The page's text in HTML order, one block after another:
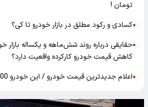
تومان !
●کسادی و رکود مطلق در بازار خودرو تا کی؟
●حقایقی درباره روند شش‌ماهه و یکساله
کاهش قیمت خودرو‌ کارکرده واقعیت دارد؟
●اعلام جدیدترین قیمت خودرو / این خودرو 200 میلیون ارزان شد !